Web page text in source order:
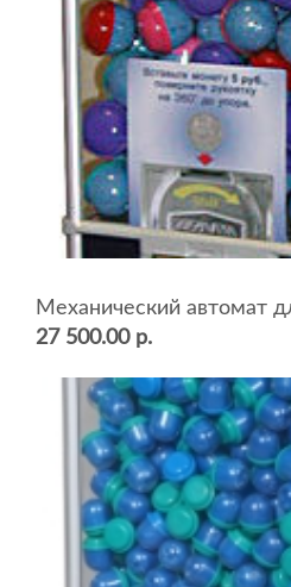
27 500.00 р.